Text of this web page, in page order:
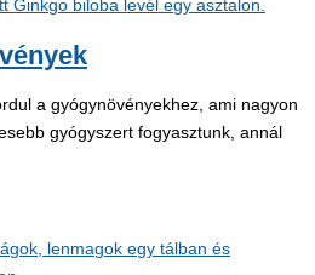
a gyógynövényekhez, ami nagyon
gyógyszert fogyasztunk, annál